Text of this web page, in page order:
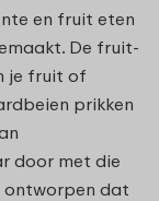
en fruit eten
De fruit-
je fruit of
prikken
door met die
ontworpen dat